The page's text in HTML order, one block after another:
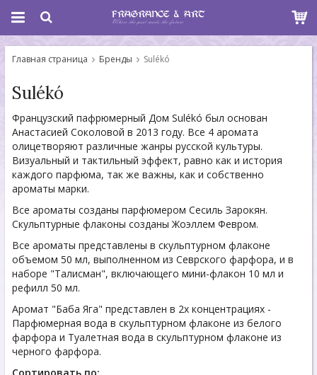
Главная страница Бренды Sulékó
Sulékó
Французский пафрюмерный Дом Sulékó был основан
Анастасией Соколовой в 2013 году. Все 4 аромата
олицетворяют различные жанры русской культуры.
Визуальный и тактильный эффект, равно как и история
каждого парфюма, так же важны, как и собственно
ароматы марки.
Все ароматы созданы парфюмером Сесиль Зарокян.
Скульптурные флаконы созданы Жоэллем Февром.
Все ароматы представлены в скульптурном флаконе
объемом 50 мл, выполненном из Севрского фарфора, и в
наборе "Талисман", включающего мини-флакон 10 мл и
рефилл 50 мл.
Аромат "Баба Яга" представлен в 2х концентрациях -
Парфюмерная вода в скульптурном флаконе из белого
фарфора и Туалетная вода в скульптурном флаконе из
черного фарфора.